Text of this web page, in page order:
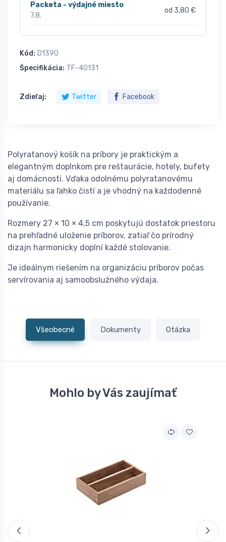
Packeta - výdajné miesto
7.8.
od 3,80 €
Kód: D1390
Špecifikácia: TF-40131
Zdieľaj: Twitter Facebook
Polyratanový košík na príbory je praktickým a
elegantným doplnkom pre reštaurácie, hotely, bufety
aj domácnosti. Vďaka odolnému polyratanovému
materiálu sa ľahko čistí a je vhodný na každodenné
používanie.
Rozmery 27 × 10 × 4,5 cm poskytujú dostatok priestoru
na prehľadné uloženie príborov, zatiaľ čo prírodný
dizajn harmonicky doplní každé stolovanie.
Je ideálnym riešením na organizáciu príborov počas
servírovania aj samoobslužného výdaja.
Všeobecné Dokumenty Otázka
Mohlo by Vás zaujímať